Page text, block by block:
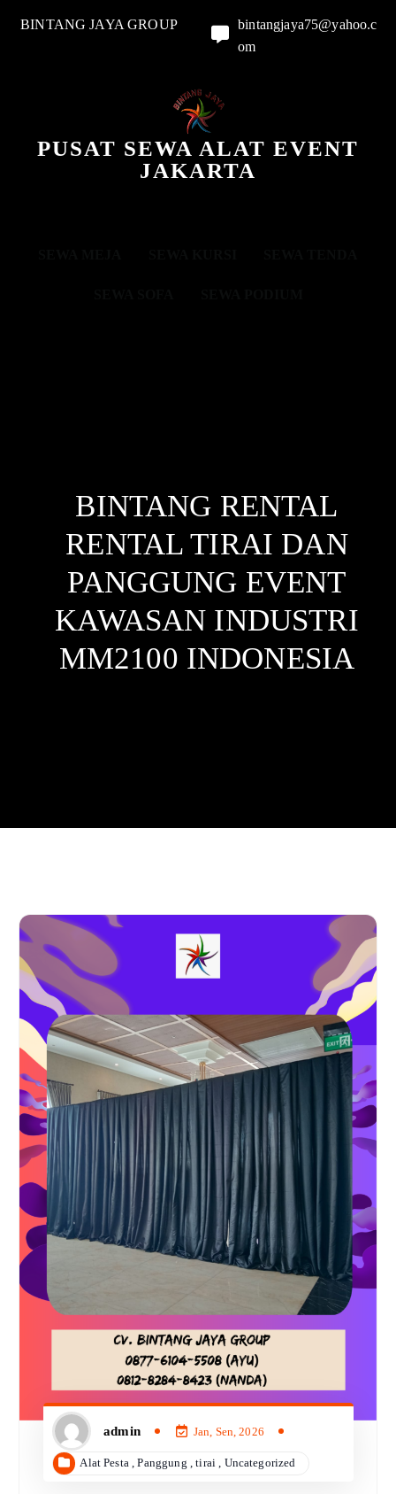
BINTANG JAYA GROUP
bintangjaya75@yahoo.c
om
PUSAT SEWA ALAT EVENT
JAKARTA
BINTANG RENTAL
RENTAL TIRAI DAN
PANGGUNG EVENT
KAWASAN INDUSTRI
MM2100 INDONESIA
admin Jan, Sen, 2026
Alat Pesta,Panggung ,tirai , Uncategorized